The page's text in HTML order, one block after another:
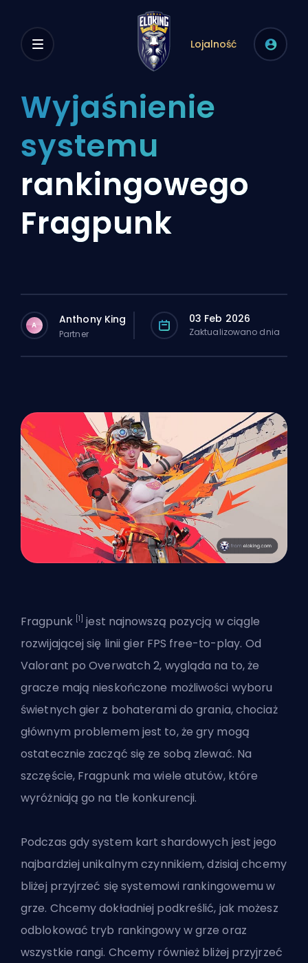
Lojalność
Wyjaśnienie
systemu
rankingowego
Fragpunk
A Anthony King
Partner
03 Feb 2026
Zaktualizowano dnia
Fragpunk [1] jest najnowszą pozycją w ciągle
rozwijającej się linii gier FPS free-to-play. Od
Valorant po Overwatch 2, wygląda na to, że
gracze mają nieskończone możliwości wyboru
świetnych gier z bohaterami do grania, chociaż
głównym problemem jest to, że gry mogą
ostatecznie zacząć się ze sobą zlewać. Na
szczęście, Fragpunk ma wiele atutów, które
wyróżniają go na tle konkurencji.
Podczas gdy system kart shardowych jest jego
najbardziej unikalnym czynnikiem, dzisiaj chcemy
bliżej przyjrzeć się systemowi rankingowemu w
grze. Chcemy dokładniej podkreślić, jak możesz
odblokować tryb rankingowy w grze oraz
wszystkie rangi. Chcemy również bliżej przyjrzeć